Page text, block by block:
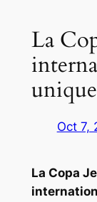
La
Oct 7,
La Copa